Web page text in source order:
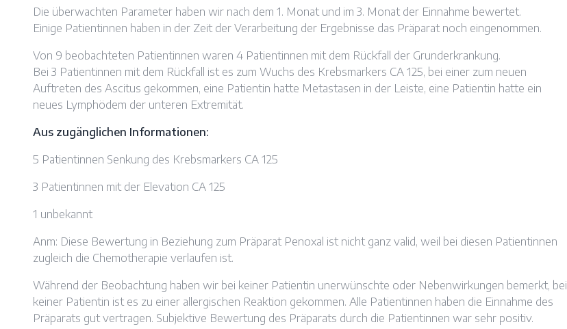
Die überwachten Parameter haben wir nach dem 1. Monat und im 3. Monat der Einnahme bewertet.
Einige Patientinnen haben in der Zeit der Verarbeitung der Ergebnisse das Präparat noch eingenommen.
Von 9 beobachteten Patientinnen waren 4 Patientinnen mit dem Rückfall der Grunderkrankung.
Bei 3 Patientinnen mit dem Rückfall ist es zum Wuchs des Krebsmarkers CA 125, bei einer zum neuen
Auftreten des Ascitus gekommen, eine Patientin hatte Metastasen in der Leiste, eine Patientin hatte ein
neues Lymphödem der unteren Extremität.
Aus zugänglichen Informationen:
5 Patientinnen Senkung des Krebsmarkers CA 125
3 Patientinnen mit der Elevation CA 125
1 unbekannt
Anm: Diese Bewertung in Beziehung zum Präparat Penoxal ist nicht ganz valid, weil bei diesen Patientinnen
zugleich die Chemotherapie verlaufen ist.
Während der Beobachtung haben wir bei keiner Patientin unerwünschte oder Nebenwirkungen bemerkt, bei
keiner Patientin ist es zu einer allergischen Reaktion gekommen. Alle Patientinnen haben die Einnahme des
Präparats gut vertragen. Subjektive Bewertung des Präparats durch die Patientinnen war sehr positiv.